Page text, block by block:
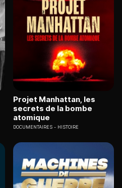
Projet Manhattan, les
secrets de la bombe
atomique
DOCUMENTAIRES HISTOIRE